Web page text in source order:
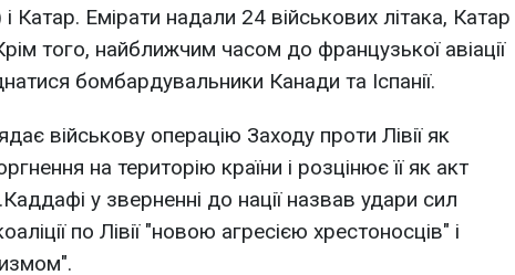
Катар. Емірати надали 24 військових літака, Катар
того, найближчим часом до французької авіації
бомбардувальники Канади та Іспанії.
військову операцію Заходу проти Лівії як
на територію країни і розцінює її як акт
у зверненні до нації назвав удари сил
по Лівії "новою агресією хрестоносців" і